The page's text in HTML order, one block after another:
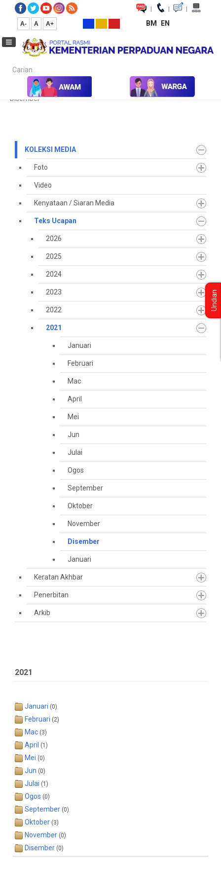
| | |
A- A A+ BM EN
Carian...
Laman Utama Media Koleksi Media Teks Ucapan
2021
Disember
KOLEKSI MEDIA
Foto
Video
Kenyataan / Siaran Media
Teks Ucapan
2026
2025
2024
2023
2022
2021
Januari
Februari
Mac
April
Mei
Jun
Julai
Ogos
September
Oktober
November
Disember
Januari
Keratan Akhbar
Penerbitan
Arkib
2021
Januari (0)
Februari (2)
Mac (3)
April (1)
Mei (0)
Jun (0)
Julai (1)
Ogos (0)
September (0)
Oktober (3)
November (0)
Disember (0)
Undian